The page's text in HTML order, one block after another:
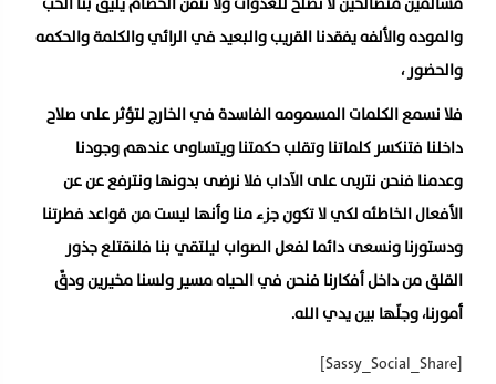
والموده والألفه يفقدنا القريب والبعيد في الرائي والكلمة والحكمه
والحضور ،
فلا نسمع الكلمات المسمومه الفاسدة في الخارج لتؤثر على صلاح
داخلنا فتنكسر كلماتنا وتقلب حكمتنا ويتساوى عندهم وجودنا
وعدمنا فنحن نتربى على الآداب فلا نرضى بدونها ونترفع عن عن
الأفعال الخاطئه لكي لا تكون جزء منا وأنها ليست من قواعد فطرتنا
ودستورنا ونسعى دائما لفعل الصواب ليلتقي بنا فلنقتلع جذور
القلق من داخل أفكارنا فنحن في الحياه مسير ولسنا مخيرين ودقَّ
أمورنا، وجلّها بين يدي الله.
[Sassy_Social_Share]